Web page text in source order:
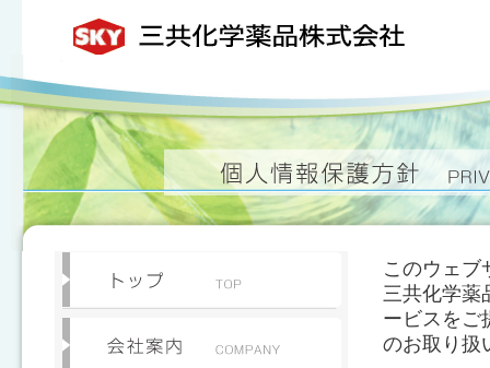
このウェブ
三共化学薬
ービスをご
のお取り扱